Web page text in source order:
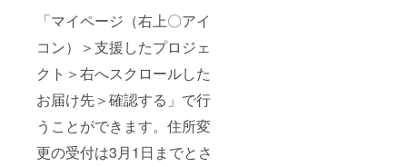
「マイページ（右上〇アイ
コン）＞支援したプロジェ
クト＞右へスクロールした
お届け先＞確認する」で行
うことができます。住所変
更の受付は3月1日までとさ